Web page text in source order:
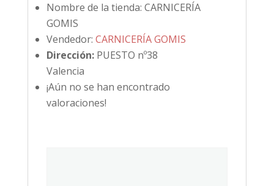
Nombre de la tienda: CARNICERÍA
GOMIS
Vendedor: CARNICERÍA GOMIS
Dirección: PUESTO nº38
Valencia
¡Aún no se han encontrado
valoraciones!